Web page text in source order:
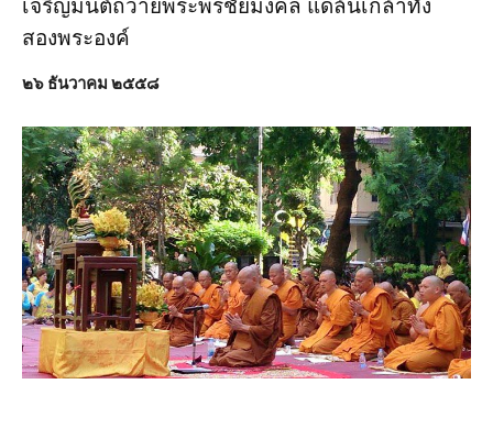
เจริญมนต์ถวายพระพรชัยมงคล แด่ล้นเกล้าทั้ง
สองพระองค์
๒๖ ธันวาคม ๒๕๕๘